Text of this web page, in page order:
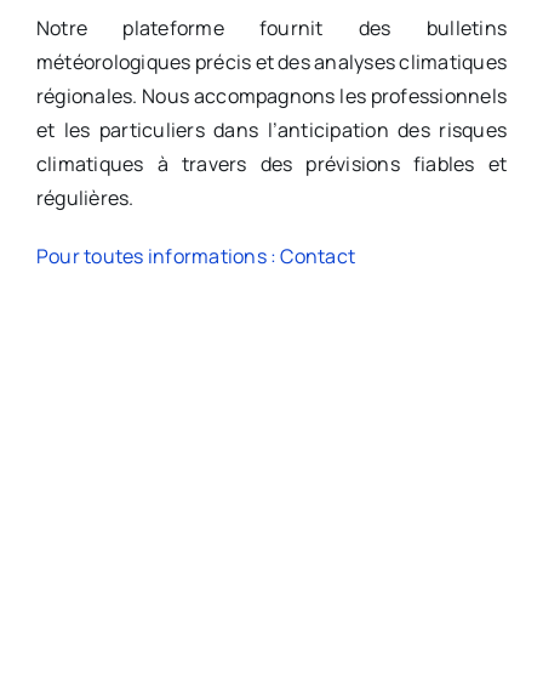
Notre plateforme fournit des bulletins
météorologiques précis et des analyses climatiques
régionales. Nous accompagnons les professionnels
et les particuliers dans l’anticipation des risques
climatiques à travers des prévisions fiables et
régulières.
Pour toutes informations : Contact